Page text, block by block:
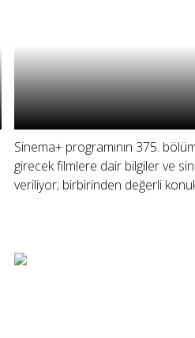
Sinema+ programının 375.
girecek filmlere dair bilgiler ve
veriliyor; birbirinden değerli